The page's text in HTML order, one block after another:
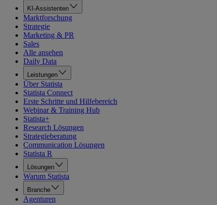
KI-Assistenten
Marktforschung
Strategie
Marketing & PR
Sales
Alle ansehen
Daily Data
Leistungen
Über Statista
Statista Connect
Erste Schritte und Hilfebereich
Webinar & Training Hub
Statista+
Research Lösungen
Strategieberatung
Communication Lösungen
Statista R
Lösungen
Warum Statista
Branche
Agenturen